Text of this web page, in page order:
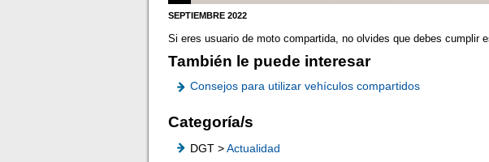
SEPTIEMBRE 2022
Si eres usuario de moto compartida, no olvides que debes cumplir
También le puede interesar
Consejos para utilizar vehículos compartidos
Categoría/s
DGT >Actualidad